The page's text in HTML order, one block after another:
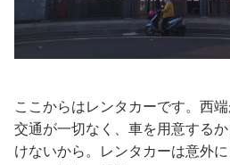
ここからはレンタカーです。西
交通が一切なく、車を用意する
けないから。レンタカーは意外